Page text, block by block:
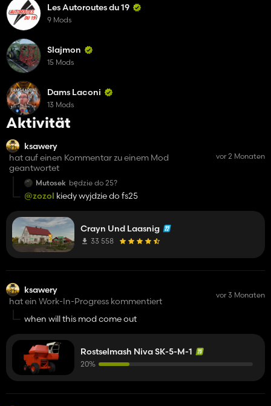
Aktivität
ksawery
hat auf einen Kommentar zu einem Mod
geantwortet
vor 2 Monaten
Mutosek będzie do 25?
@zozol kiedy wyjdzie do fs25
Crayn Und Laasnig
33 558
ksawery
hat ein Work-In-Progress kommentiert
vor 3 Monaten
when will this mod come out
Rostselmash Niva SK-5-M-1
20%
Les Autoroutes du 19
9 Mods
Slajmon
15 Mods
Dams Laconi
13 Mods